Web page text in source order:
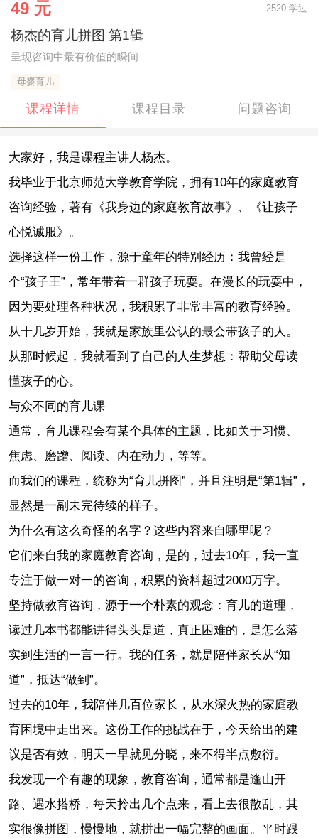
49 元 2520 学过
杨杰的育儿拼图 第1辑
呈现咨询中最有价值的瞬间
母婴育儿
课程详情 课程目录 问题咨询
大家好，我是课程主讲人杨杰。
我毕业于北京师范大学教育学院，拥有10年的家庭教育
咨询经验，著有《我身边的家庭教育故事》、《让孩子
心悦诚服》。
选择这样一份工作，源于童年的特别经历：我曾经是
个“孩子王”，常年带着一群孩子玩耍。在漫长的玩耍中，
因为要处理各种状况，我积累了非常丰富的教育经验。
从十几岁开始，我就是家族里公认的最会带孩子的人。
从那时候起，我就看到了自己的人生梦想：帮助父母读
懂孩子的心。
与众不同的育儿课
通常，育儿课程会有某个具体的主题，比如关于习惯、
焦虑、磨蹭、阅读、内在动力，等等。
而我们的课程，统称为“育儿拼图”，并且注明是“第1辑”，
显然是一副未完待续的样子。
为什么有这么奇怪的名字？这些内容来自哪里呢？
它们来自我的家庭教育咨询，是的，过去10年，我一直
专注于做一对一的咨询，积累的资料超过2000万字。
坚持做教育咨询，源于一个朴素的观念：育儿的道理，
读过几本书都能讲得头头是道，真正困难的，是怎么落
实到生活的一言一行。我的任务，就是陪伴家长从“知
道”，抵达“做到”。
过去的10年，我陪伴几百位家长，从水深火热的家庭教
育困境中走出来。这份工作的挑战在于，今天给出的建
议是否有效，明天一早就见分晓，来不得半点敷衍。
我发现一个有趣的现象，教育咨询，通常都是逢山开
路、遇水搭桥，每天拎出几个点来，看上去很散乱，其
实很像拼图，慢慢地，就拼出一幅完整的画面。平时跟